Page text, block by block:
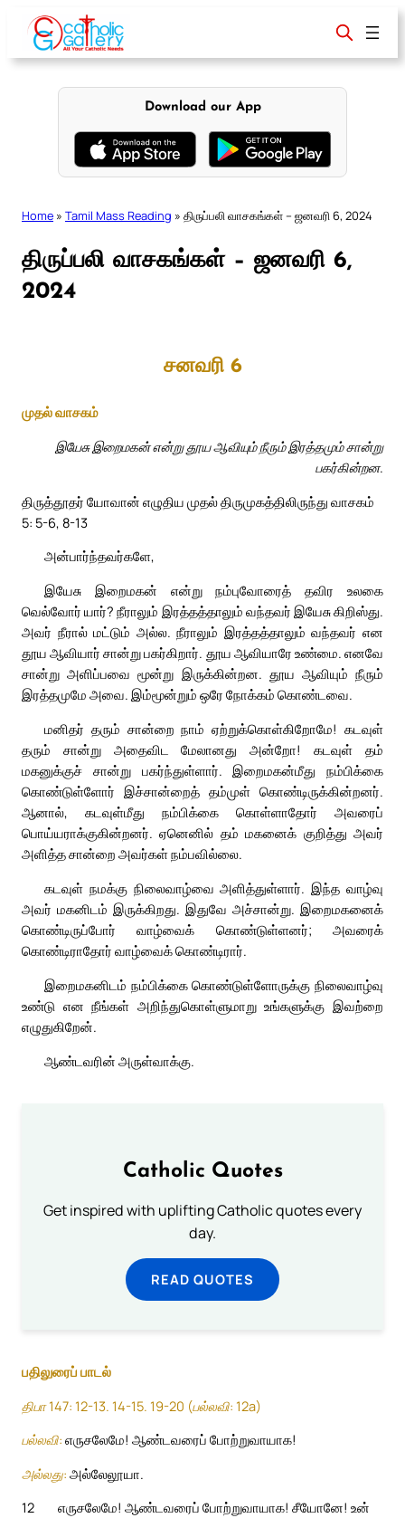
content
Download our App
Home » Tamil Mass Reading » திருப்பலி வாசகங்கள் – ஜனவரி 6, 2024
திருப்பலி வாசகங்கள் – ஜனவரி 6,
2024
சனவரி 6
முதல் வாசகம்
இயேசு இறைமகன் என்று தூய ஆவியும் நீரும் இரத்தமும் சான்று
பகர்கின்றன.
திருத்தூதர் யோவான் எழுதிய முதல் திருமுகத்திலிருந்து வாசகம்
5: 5-6, 8-13
அன்பார்ந்தவர்களே,
இயேசு இறைமகன் என்று நம்புவோரைத் தவிர உலகை
வெல்வோர் யார்? நீராலும் இரத்தத்தாலும் வந்தவர் இயேசு கிறிஸ்து.
அவர் நீரால் மட்டும் அல்ல. நீராலும் இரத்தத்தாலும் வந்தவர் என
தூய ஆவியார் சான்று பகர்கிறார். தூய ஆவியாரே உண்மை. எனவே
சான்று அளிப்பவை மூன்று இருக்கின்றன. தூய ஆவியும் நீரும்
இரத்தமுமே அவை. இம்மூன்றும் ஒரே நோக்கம் கொண்டவை.
மனிதர் தரும் சான்றை நாம் ஏற்றுக்கொள்கிறோமே! கடவுள்
தரும் சான்று அதைவிட மேலானது அன்றோ! கடவுள் தம்
மகனுக்குச் சான்று பகர்ந்துள்ளார். இறைமகன்மீது நம்பிக்கை
கொண்டுள்ளோர் இச்சான்றைத் தம்முள் கொண்டிருக்கின்றனர்.
ஆனால், கடவுள்மீது நம்பிக்கை கொள்ளாதோர் அவரைப்
பொய்யராக்குகின்றனர். ஏனெனில் தம் மகனைக் குறித்து அவர்
அளித்த சான்றை அவர்கள் நம்பவில்லை.
கடவுள் நமக்கு நிலைவாழ்வை அளித்துள்ளார். இந்த வாழ்வு
அவர் மகனிடம் இருக்கிறது. இதுவே அச்சான்று. இறைமகனைக்
கொண்டிருப்போர் வாழ்வைக் கொண்டுள்ளனர்; அவரைக்
கொண்டிராதோர் வாழ்வைக் கொண்டிரார்.
இறைமகனிடம் நம்பிக்கை கொண்டுள்ளோருக்கு நிலைவாழ்வு
உண்டு என நீங்கள் அறிந்துகொள்ளுமாறு உங்களுக்கு இவற்றை
எழுதுகிறேன்.
ஆண்டவரின் அருள்வாக்கு.
Catholic Quotes
Get inspired with uplifting Catholic quotes every
day.
READ QUOTES
பதிலுரைப் பாடல்
திபா 147: 12-13. 14-15. 19-20 (பல்லவி: 12a)
பல்லவி: எருசலேமே! ஆண்டவரைப் போற்றுவாயாக!
அல்லது: அல்லேலூயா.
12
எருசலேமே! ஆண்டவரைப் போற்றுவாயாக! சீயோனே! உன்